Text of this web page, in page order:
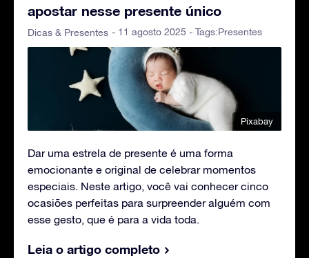
apostar nesse presente único
Dicas & Presentes - 11 agosto 2025 - Tags:Presentes
Pixabay
Dar uma estrela de presente é uma forma
emocionante e original de celebrar momentos
especiais. Neste artigo, você vai conhecer cinco
ocasiões perfeitas para surpreender alguém com
esse gesto, que é para a vida toda.
Leia o artigo completo